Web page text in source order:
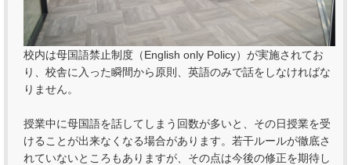
校内は母国語禁止制度（English only Policy）が実施されてお
り、校舎に入った瞬間から原則、英語のみで話をしなければな
りません。
授業中に母国語を話してしまう回数が多いと、その日授業を受
けることが出来なくなる場合があります。若干ルールが徹底さ
れていないところもありますが、その点は今後の修正を期待し